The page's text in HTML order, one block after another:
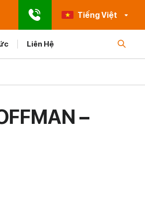
Tiếng Việt
Liên Hệ
–